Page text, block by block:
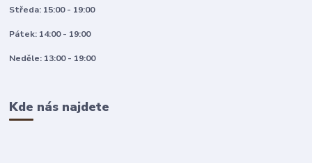
Středa: 15:00 - 19:00
Pátek: 14:00 - 19:00
Neděle: 13:00 - 19:00
Kde nás najdete